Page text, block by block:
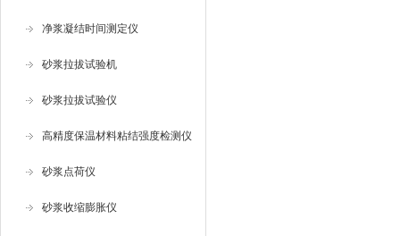
净浆凝结时间测定仪
砂浆拉拔试验机
砂浆拉拔试验仪
高精度保温材料粘结强度检测仪
砂浆点荷仪
砂浆收缩膨胀仪